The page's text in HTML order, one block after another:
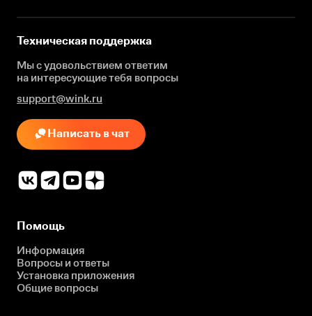
Техническая поддержка
Мы с удовольствием ответим
на интересующиетебя вопросы
support@wink.ru
Написать в чат
Помощь
Информация
Вопросы и ответы
Установка приложения
Общие вопросы